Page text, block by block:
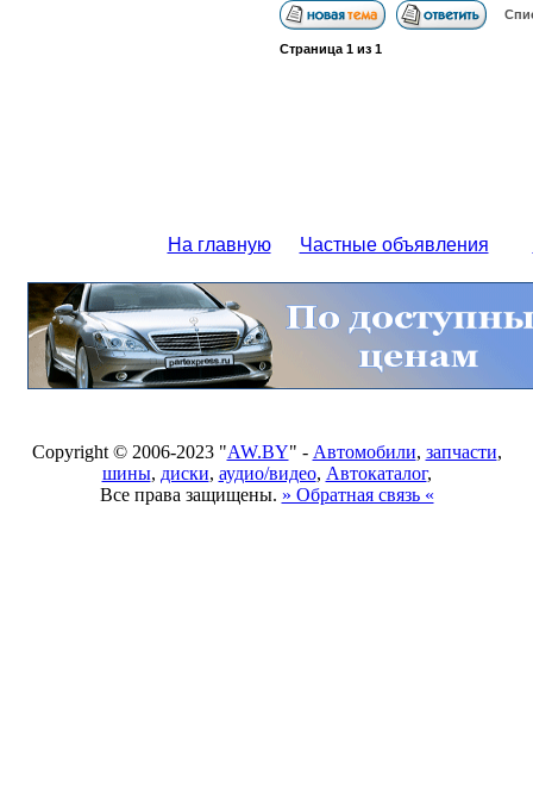
Страница 1из 1
На главную Частные объявления
Copyright © 2006-2023 "AW.BY" - Автомобили, запчасти,
шины, диски, аудио/видео, Автокаталог,
Все права защищены. » Обратная связь «